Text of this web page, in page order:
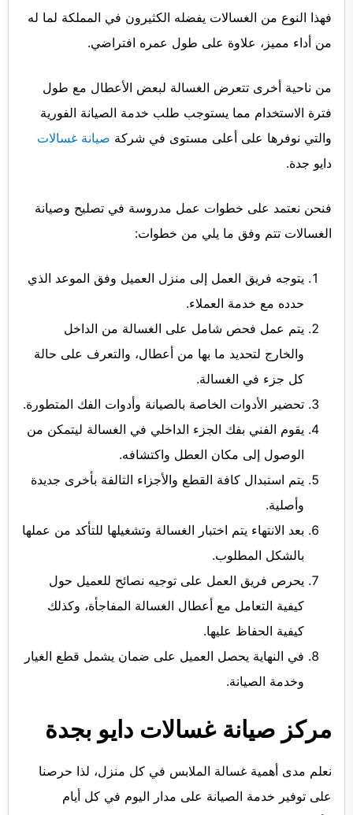
فهذا النوع من الغسالات يفضله الكثيرون في المملكة لما له
من أداء مميز، علاوة على طول عمره افتراضي.
من ناحية أخرى تتعرض الغسالة لبعض الأعطال مع طول
فترة الاستخدام مما يستوجب طلب خدمة الصيانة الفورية
والتي نوفرها على أعلى مستوى في شركة صيانة غسالات
دايو جدة.
فنحن نعتمد على خطوات عمل مدروسة في تصليح وصيانة
الغسالات تتم وفق ما يلي من خطوات:
يتوجه فريق العمل إلى منزل العميل وفق الموعد الذي
حدده مع خدمة العملاء.
يتم عمل فحص شامل على الغسالة من الداخل
والخارج لتحديد ما بها من أعطال، والتعرف على حالة
كل جزء في الغسالة.
تحضير الأدوات الخاصة بالصيانة وأدوات الفك المتطورة.
يقوم الفني بفك الجزء الداخلي في الغسالة ليتمكن من
الوصول إلى مكان العطل واكتشافه.
يتم استبدال كافة القطع والأجزاء التالفة بأخرى جديدة
وأصلية.
بعد الانتهاء يتم اختبار الغسالة وتشغيلها للتأكد من عملها
بالشكل المطلوب.
يحرص فريق العمل على توجيه نصائح للعميل حول
كيفية التعامل مع أعطال الغسالة المفاجأة، وكذلك
كيفية الحفاظ عليها.
في النهاية يحصل العميل على ضمان يشمل قطع الغيار
وخدمة الصيانة.
مركز صيانة غسالات دايو بجدة
نعلم مدى أهمية غسالة الملابس في كل منزل، لذا حرصنا
على توفير خدمة الصيانة على مدار اليوم في كل أيام